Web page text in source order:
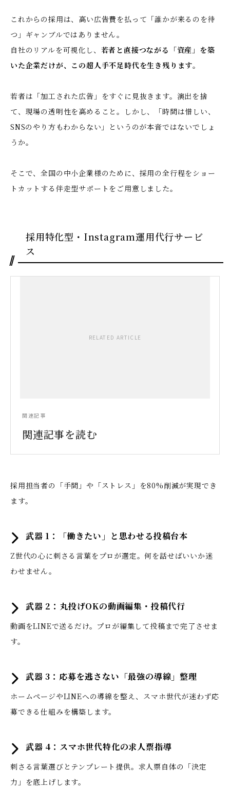
これからの採用は、高い広告費を払って「誰かが来るのを待
つ」ギャンブルではありません。
自社のリアルを可視化し、 若者と直接つながる「資産」を築
いた企業だけが、この超人手不足時代を生き残ります。
若者は「加工された広告」をすぐに見抜きます。演出を捨
て、現場の透明性を高めること。しかし、「時間は惜しい、
SNSのやり方もわからない」というのが本音ではないでしょ
うか。
そこで、全国の中小企業様のために、採用の全行程をショー
トカットする伴走型サポートをご用意しました。
採用特化型・Instagram運用代行サービ
ス
RELATED ARTICLE
関連記事
関連記事を読む
採用担当者の「手間」や「ストレス」を80%削減が実現でき
ます。
武器 1：「働きたい」と思わせる投稿台本
Z世代の心に刺さる言葉をプロが選定。何を話せばいいか迷
わせません。
武器 2：丸投げOKの動画編集・投稿代行
動画をLINEで送るだけ。プロが編集して投稿まで完了させま
す。
武器 3：応募を逃さない「最強の導線」整理
ホームぺージやLINEへの導線を整え、スマホ世代が迷わず応
募できる仕組みを構築します。
武器 4：スマホ世代特化の求人票指導
刺さる言葉選びとテンプレート提供。求人票自体の「決定
力」を底上げします。